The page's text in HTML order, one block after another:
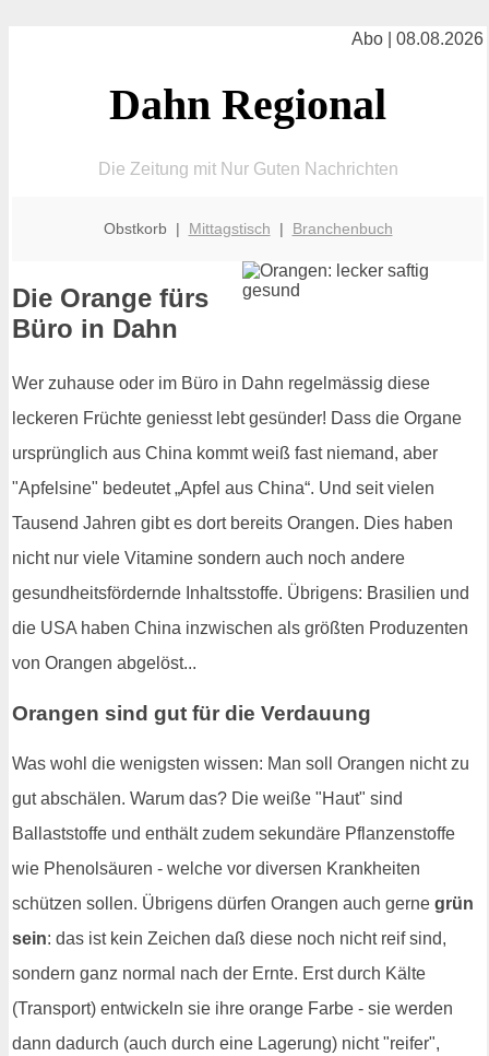
Abo | 08.08.2026
Dahn Regional
Die Zeitung mit Nur Guten Nachrichten
Obstkorb | Mittagstisch | Branchenbuch
Die Orange fürs
Büro in Dahn
Wer zuhause oder im Büro in Dahn regelmässig diese
leckeren Früchte geniesst lebt gesünder! Dass die Organe
ursprünglich aus China kommt weiß fast niemand, aber
"Apfelsine" bedeutet „Apfel aus China“. Und seit vielen
Tausend Jahren gibt es dort bereits Orangen. Dies haben
nicht nur viele Vitamine sondern auch noch andere
gesundheitsfördernde Inhaltsstoffe. Übrigens: Brasilien und
die USA haben China inzwischen als größten Produzenten
von Orangen abgelöst...
Orangen sind gut für die Verdauung
Was wohl die wenigsten wissen: Man soll Orangen nicht zu
gut abschälen. Warum das? Die weiße "Haut" sind
Ballaststoffe und enthält zudem sekundäre Pflanzenstoffe
wie Phenolsäuren - welche vor diversen Krankheiten
schützen sollen. Übrigens dürfen Orangen auch gerne grün
sein: das ist kein Zeichen daß diese noch nicht reif sind,
sondern ganz normal nach der Ernte. Erst durch Kälte
(Transport) entwickeln sie ihre orange Farbe - sie werden
dann dadurch (auch durch eine Lagerung) nicht "reifer",